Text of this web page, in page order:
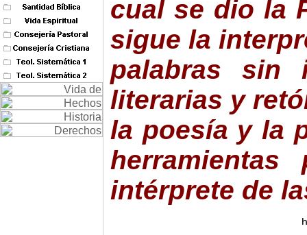
cual se dio la
sigue la
palabras sin
literarias y
la poesía y la
intérprete de